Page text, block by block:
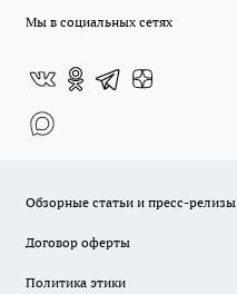
Мы в социальных сетях
Обзорные статьи и пресс-релизы
Договор оферты
Политика этики